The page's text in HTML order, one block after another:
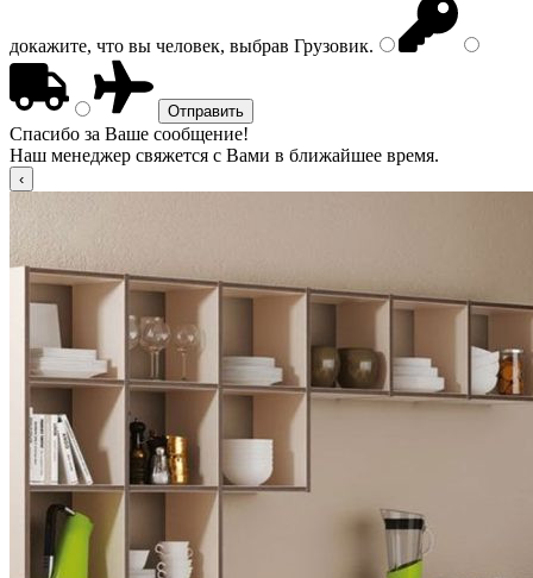
докажите, что вы человек, выбрав Грузовик.
Спасибо за Ваше сообщение!
Наш менеджер свяжется с Вами в ближайшее время.